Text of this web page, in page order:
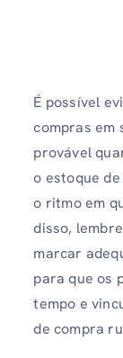
É possível
compras em
provável
o estoque
o ritmo em
disso,
marcar
para que os
tempo e
de compra